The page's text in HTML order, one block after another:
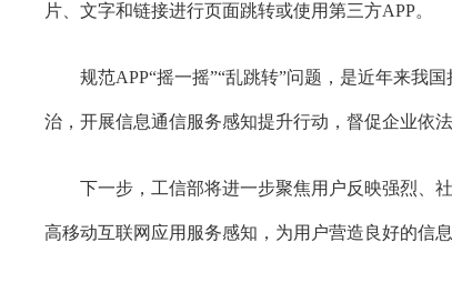
片、文字和链接进行页面跳转或使用第三方APP。
规范APP“摇一摇”“乱跳转”问题，是近年来我国
治，开展信息通信服务感知提升行动，督促企业依
下一步，工信部将进一步聚焦用户反映强烈、社
高移动互联网应用服务感知，为用户营造良好的信息